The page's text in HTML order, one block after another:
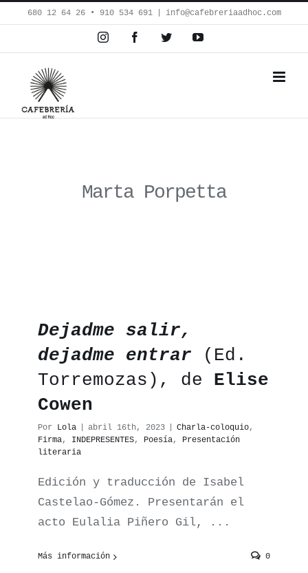
Saltar
al
contenido
680 12 64 26‬ • 910 534 691 info@cafebreriaadhoc.com
InstagramFacebookTwitterYouTube
Marta Porpetta
Dejadme salir,
dejadme entrar (Ed.
Torremozas), de Elise
Cowen
Por Lola abril 16th, 2023 Charla-coloquio,
Firma, INDEPRESENTES, Poesía, Presentación
literaria
Edición y traducción de Isabel
Castelao-Gómez. Presentarán el
acto Eulalia Piñero Gil, ...
Más información 0